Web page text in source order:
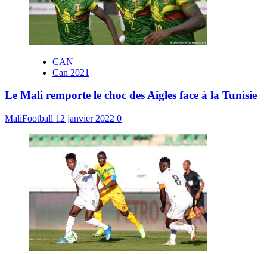
CAN
Can 2021
Le Mali remporte le choc des Aigles face à la Tunisie
MaliFootball 12 janvier 2022 0